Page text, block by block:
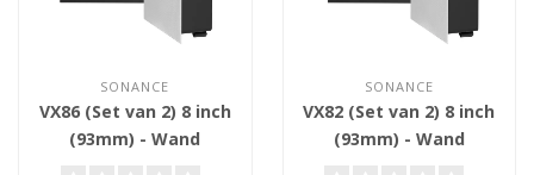
SONANCE
VX86 (Set van 2) 8 inch
(93mm) - Wand
SONANCE
VX82 (Set van 2) 8 inch
(93mm) - Wand